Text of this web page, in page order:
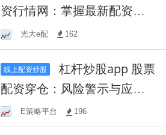
资行情网：掌握最新配资动
态，把握投资机遇！
光大e配 162
线上配资炒股
杠杆炒股app 股票
配资穿仓：风险警示与应对
策略E策略平台 196